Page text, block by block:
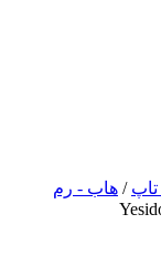
تاپ / هاب - رم